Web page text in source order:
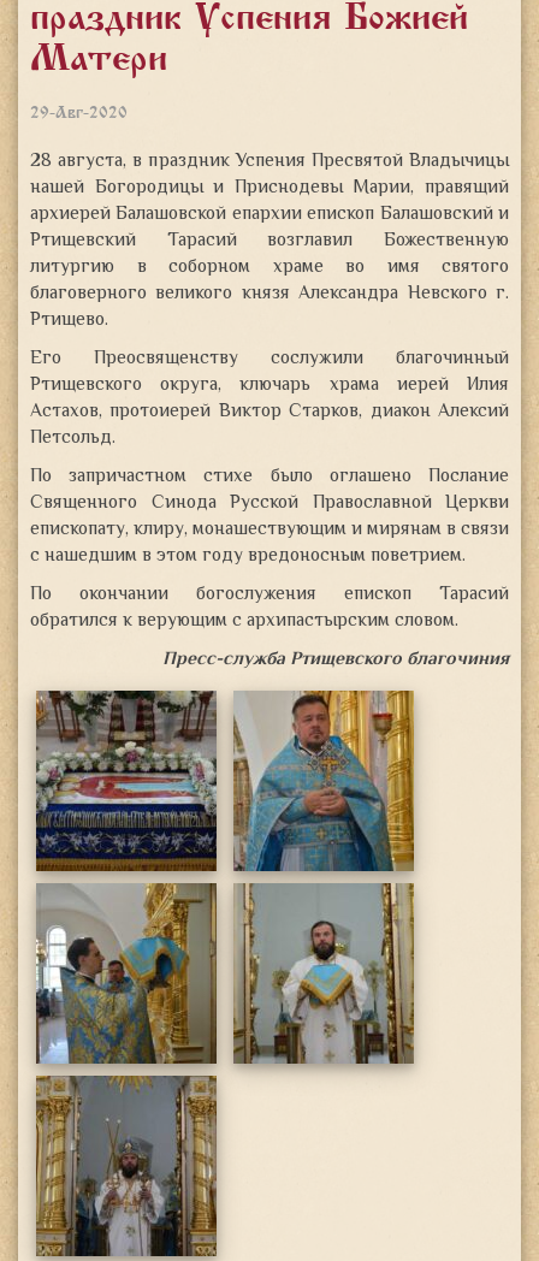
праздник Успения Божией
Матери
29-Авг-2020
28 августа, в праздник Успения Пресвятой Владычицы
нашей Богородицы и Приснодевы Марии, правящий
архиерей Балашовской епархии епископ Балашовский и
Ртищевский Тарасий возглавил Божественную
литургию в соборном храме во имя святого
благоверного великого князя Александра Невского г.
Ртищево.
Его Преосвященству сослужили благочинный
Ртищевского округа, ключарь храма иерей Илия
Астахов, протоиерей Виктор Старков, диакон Алексий
Петсольд.
По запричастном стихе было оглашено Послание
Священного Синода Русской Православной Церкви
епископату, клиру, монашествующим и мирянам в связи
с нашедшим в этом году вредоносным поветрием.
По окончании богослужения епископ Тарасий
обратился к верующим с архипастырским словом.
Пресс-служба Ртищевского благочиния